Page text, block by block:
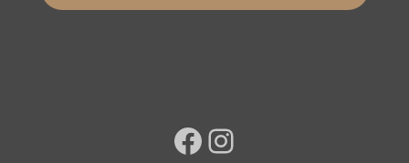
Facebook Instagram